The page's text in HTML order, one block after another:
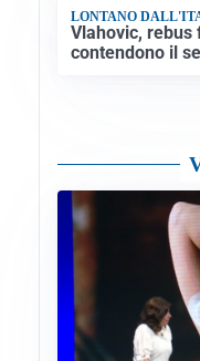
LONTANO
Vlahovic,
contendono il